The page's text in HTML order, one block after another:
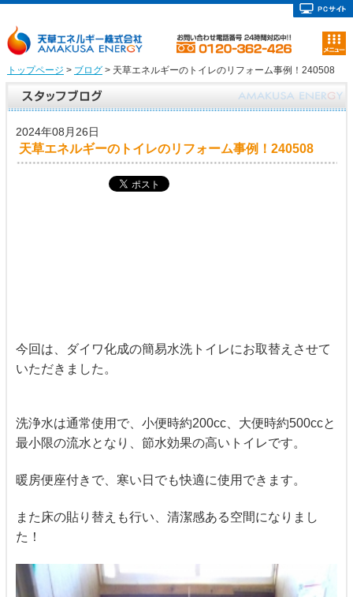
トップページ > ブログ> 天草エネルギーのトイレのリフォーム事例！240508
2024年08月26日
天草エネルギーのトイレのリフォーム事例！240508
今回は、ダイワ化成の簡易水洗トイレにお取替えさせて
いただきました。
洗浄水は通常使用で、小便時約200cc、大便時約500ccと
最小限の流水となり、節水効果の高いトイレです。
暖房便座付きで、寒い日でも快適に使用できます。
また床の貼り替えも行い、清潔感ある空間になりまし
た！